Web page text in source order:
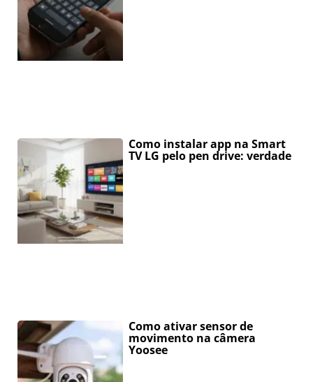
Como instalar app na Smart
TV LG pelo pen drive: verdade
Como ativar sensor de
movimento na câmera
Yoosee